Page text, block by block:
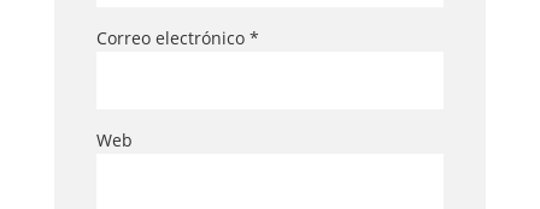
Correo electrónico *
Web